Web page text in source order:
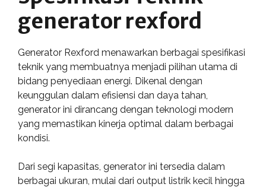
generator rexford
Generator Rexford menawarkan berbagai spesifikasi
teknik yang membuatnya menjadi pilihan utama di
bidang penyediaan energi. Dikenal dengan
keunggulan dalam efisiensi dan daya tahan,
generator ini dirancang dengan teknologi modern
yang memastikan kinerja optimal dalam berbagai
kondisi.
Dari segi kapasitas, generator ini tersedia dalam
berbagai ukuran, mulai dari output listrik kecil hingga